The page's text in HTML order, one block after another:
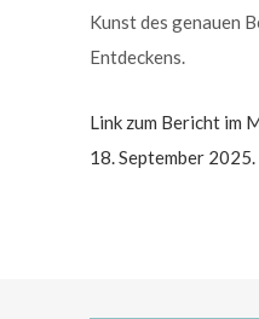
Kunst des genauen
Entdeckens.
Link zum Bericht im
18. September 2025.